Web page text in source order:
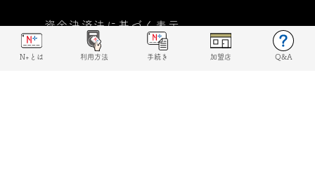
資金決済法に基づく表示
個人情報保護方針
N+とは 利用方法 手続き 加盟店 Q&A